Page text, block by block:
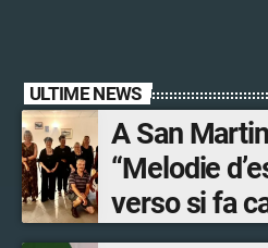
ULTIME NEWS
A San
“Melodie
verso si fa